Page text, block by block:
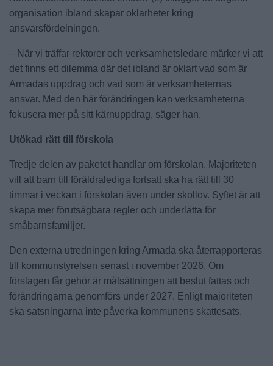
organisation ibland skapar oklarheter kring
ansvarsfördelningen.
– När vi träffar rektorer och verksamhetsledare märker vi att
det finns ett dilemma där det ibland är oklart vad som är
Armadas uppdrag och vad som är verksamheternas
ansvar. Med den här förändringen kan verksamheterna
fokusera mer på sitt kärnuppdrag, säger han.
Utökad rätt till förskola
Tredje delen av paketet handlar om förskolan. Majoriteten
vill att barn till föräldralediga fortsatt ska ha rätt till 30
timmar i veckan i förskolan även under skollov. Syftet är att
skapa mer förutsägbara regler och underlätta för
småbarnsfamiljer.
Den externa utredningen kring Armada ska återrapporteras
till kommunstyrelsen senast i november 2026. Om
förslagen får gehör är målsättningen att beslut fattas och
förändringarna genomförs under 2027. Enligt majoriteten
ska satsningarna inte påverka kommunens skattesats.